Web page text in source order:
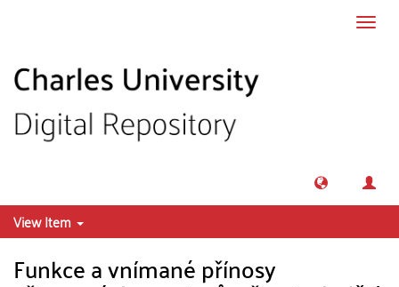
View Item
Funkce a vnímané přínosy